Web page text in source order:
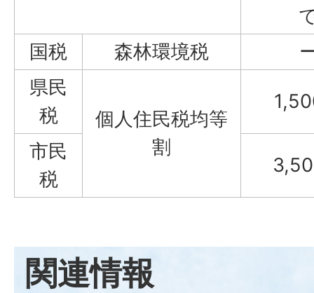
国税
森林環境税
県民
税
個人住民税均等
割
市民
税
関連情報